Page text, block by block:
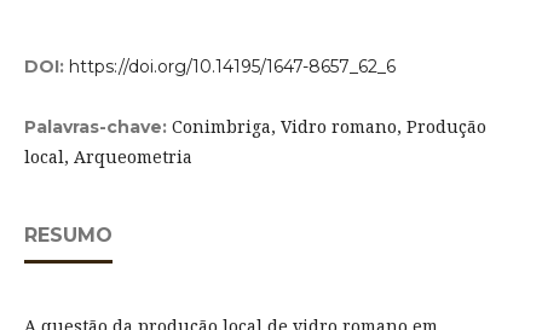
DOI: https://doi.org/10.14195/1647-8657_62_6
Palavras-chave: Conimbriga, Vidro romano, Produção
local, Arqueometria
RESUMO